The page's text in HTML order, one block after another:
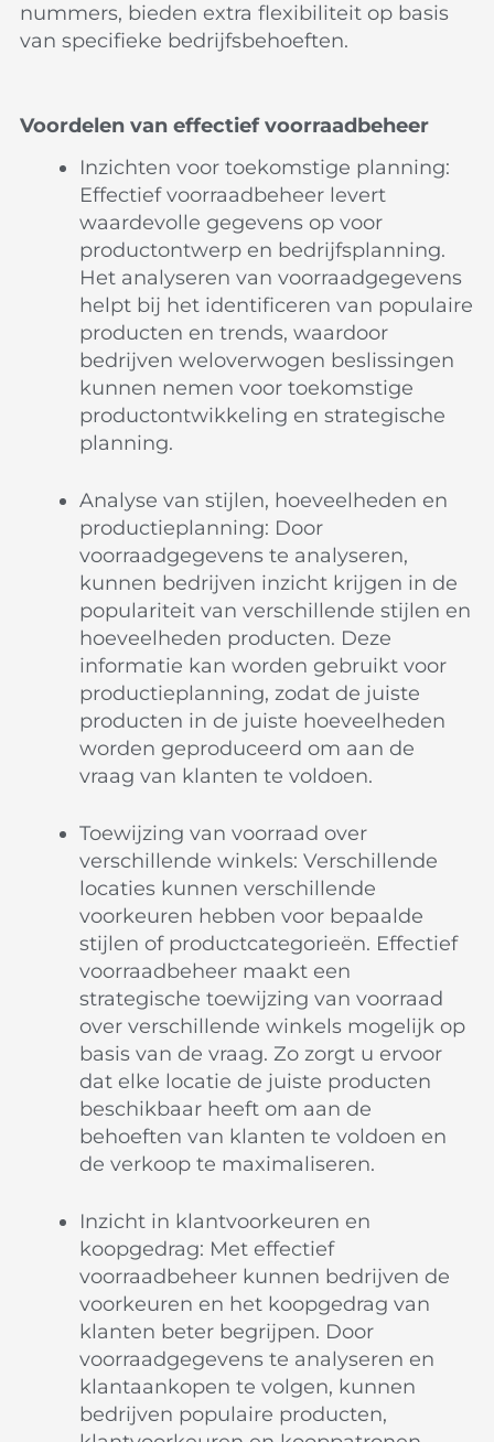
nummers, bieden extra flexibiliteit op basis
van specifieke bedrijfsbehoeften.
Voordelen van effectief voorraadbeheer
Inzichten voor toekomstige planning:
Effectief voorraadbeheer levert
waardevolle gegevens op voor
productontwerp en bedrijfsplanning.
Het analyseren van voorraadgegevens
helpt bij het identificeren van populaire
producten en trends, waardoor
bedrijven weloverwogen beslissingen
kunnen nemen voor toekomstige
productontwikkeling en strategische
planning.
Analyse van stijlen, hoeveelheden en
productieplanning: Door
voorraadgegevens te analyseren,
kunnen bedrijven inzicht krijgen in de
populariteit van verschillende stijlen en
hoeveelheden producten. Deze
informatie kan worden gebruikt voor
productieplanning, zodat de juiste
producten in de juiste hoeveelheden
worden geproduceerd om aan de
vraag van klanten te voldoen.
Toewijzing van voorraad over
verschillende winkels: Verschillende
locaties kunnen verschillende
voorkeuren hebben voor bepaalde
stijlen of productcategorieën. Effectief
voorraadbeheer maakt een
strategische toewijzing van voorraad
over verschillende winkels mogelijk op
basis van de vraag. Zo zorgt u ervoor
dat elke locatie de juiste producten
beschikbaar heeft om aan de
behoeften van klanten te voldoen en
de verkoop te maximaliseren.
Inzicht in klantvoorkeuren en
koopgedrag: Met effectief
voorraadbeheer kunnen bedrijven de
voorkeuren en het koopgedrag van
klanten beter begrijpen. Door
voorraadgegevens te analyseren en
klantaankopen te volgen, kunnen
bedrijven populaire producten,